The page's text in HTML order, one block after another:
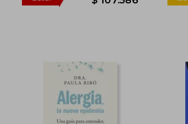
$ 137.433